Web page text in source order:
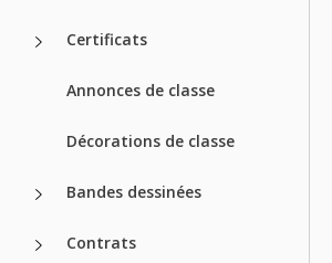
Certificats
Annonces de classe
Décorations de classe
Bandes dessinées
Contrats